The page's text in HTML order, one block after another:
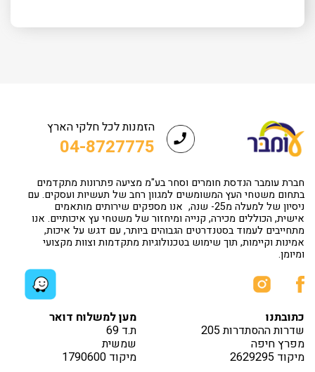
הזמנות לכל חלקי הארץ
04-8727775
חברת עומבר הנדסת חומרים וסחר בע"מ מציעה פתרונות מתקדמים
בתחום משטחי העץ המשומשים למגוון רחב של תעשיות ועסקים. עם
ניסיון של למעלה מ25- שנה, אנו מספקים שירותים מותאמים
אישית, הכוללים מכירה, קנייה ומיחזור של משטחי עץ איכותיים. אנו
מתחייבים לעמוד בסטנדרטים הגבוהים ביותר, עם דגש על איכות,
אמינות וקיימות, תוך שימוש בטכנולוגיות מתקדמות וצוות מקצועי
ומיומן.
כתובתנו
שדרות ההסתדרות 205
מפרץ חיפה
מיקוד 2629295
מען למשלוח דואר
ת.ד 69
שמשית
מיקוד 1790600